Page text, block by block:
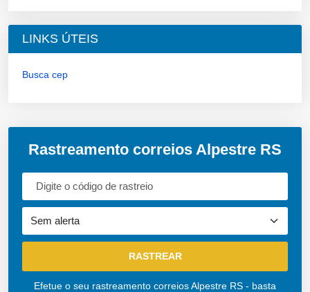
LINKS ÚTEIS
Busca cep
Rastreamento correios Alpestre RS
Efetue o seu rastreamento correios Alpestre RS - basta